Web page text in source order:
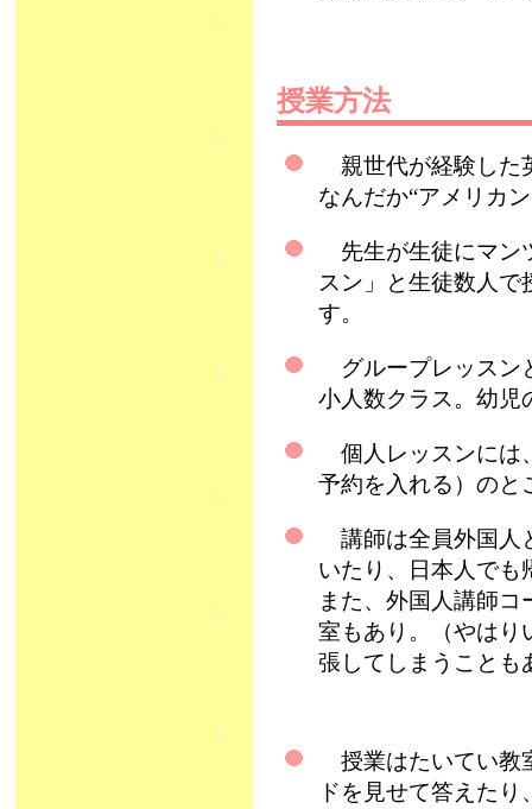
授業方法
親世代が経験した
なんだか“アメリカ
先生が生徒にマン
スン」と生徒数人で
す。
グループレッスン
小人数クラス。幼児
個人レッスンには
予約を入れる）のと
講師は全員外国人
いたり、日本人でも
また、外国人講師
室もあり。（やはり
張してしまうことも
授業はたいてい教
ドを見せて答えた